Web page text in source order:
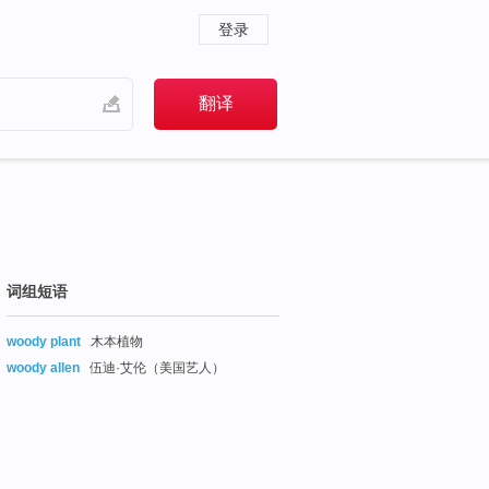
登录
词组短语
woody plant
木本植物
woody allen
伍迪·艾伦（美国艺人）